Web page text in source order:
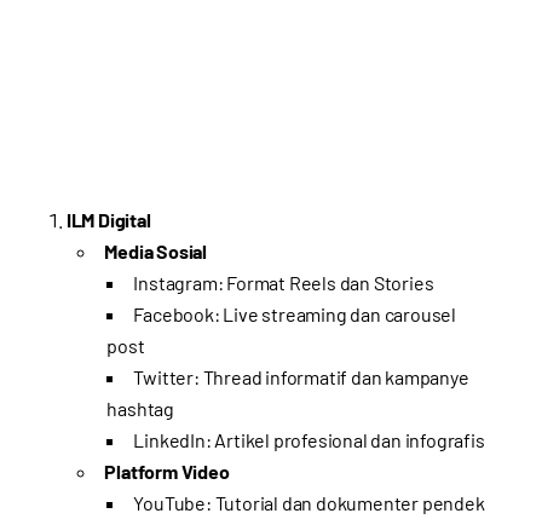
ILM Digital
Media Sosial
Instagram: Format Reels dan Stories
Facebook: Live streaming dan carousel
post
Twitter: Thread informatif dan kampanye
hashtag
LinkedIn: Artikel profesional dan infografis
Platform Video
YouTube: Tutorial dan dokumenter pendek